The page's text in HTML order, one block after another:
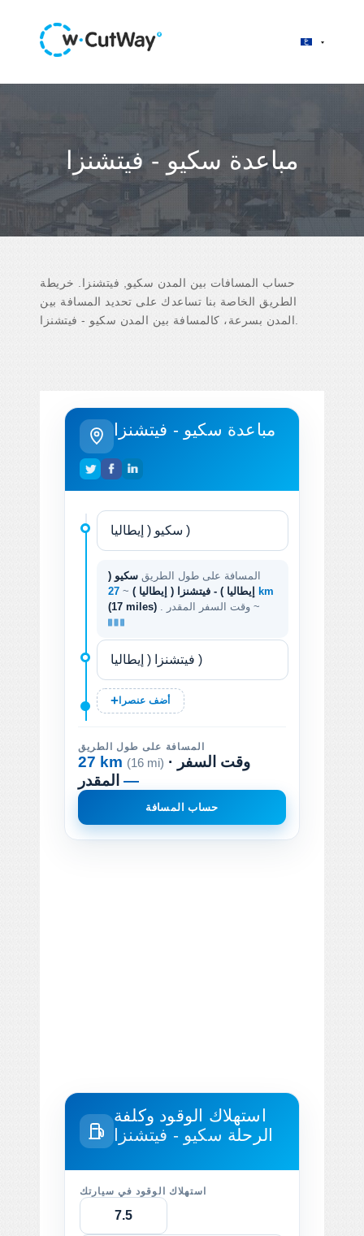
مباعدة سكيو - فيتشنزا
حساب المسافات بين المدن سكيو, فيتشنزا. خريطة
الطريق الخاصة بنا تساعدك على تحديد المسافة بين
مباعدة سكيو - فيتشنزا
المسافة على طول الطريق سكيو (
إيطاليا ) - فيتشنزا ( إيطاليا ) ~
27 km
(17 miles)
. وقت السفر المقدر ~
أضف عنصرا
المسافة على طول الطريق
27 km (16 mi) · وقت السفر
—
حساب المسافة
استهلاك الوقود وكلفة
الرحلة سكيو - فيتشنزا
استهلاك الوقود في سيارتك